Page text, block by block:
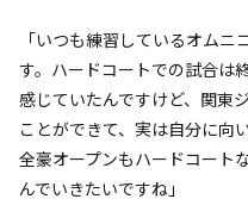
「いつも練習しているオム
す。ハードコートでの試合は
感じていたんですけど、関東
ことができて、実は自分に向
全豪オープンもハードコート
んでいきたいですね」